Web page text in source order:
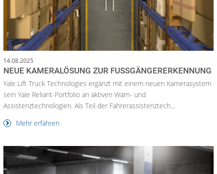
14.08.2025
NEUE KAMERALÖSUNG ZUR FUSSGÄNGERERKENNUNG
Yale Lift Truck Technologies ergänzt mit einem neuen Kamerasystem
sein Yale Reliant-Portfolio an aktiven Warn- und
Assistenztechnologien. Als Teil der Fahrerassistenztech...
Mehr erfahren